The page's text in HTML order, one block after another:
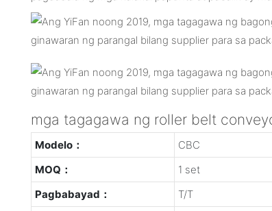
mga tagagawa ng roller belt
Modelo：
CBC
MOQ：
1 set
Pagbabayad：
T/T